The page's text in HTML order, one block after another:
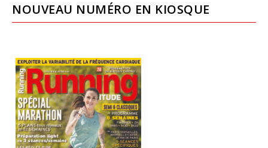
NOUVEAU NUMÉRO EN KIOSQUE